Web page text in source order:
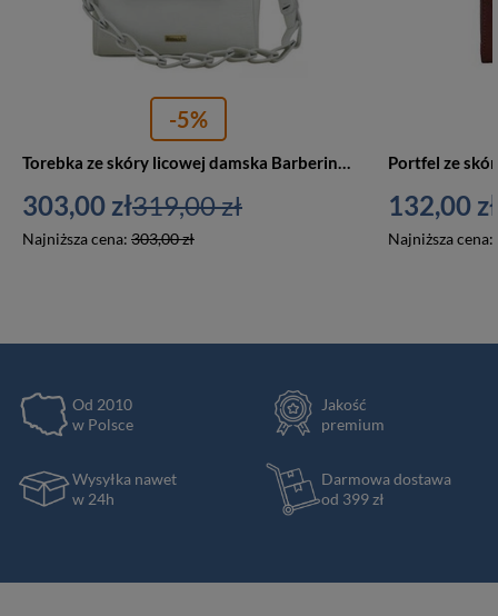
-5%
Torebka ze skóry licowej damska Barberini's 981-32 listonoszka wizytowa mała biała
303,00 zł
Najniższa cena: 303,00 zł
319,00 zł 132,00 zł
Najniższa cena:
Od 2010
w Polsce
Jakość
premium
Wysyłka nawet
w 24h
Darmowa dostawa
od 399 zł